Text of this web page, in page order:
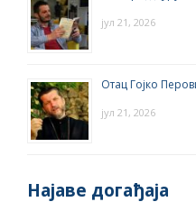
јул 21, 2026
Отац Гојко
јул 21, 2026
Најаве догађаја